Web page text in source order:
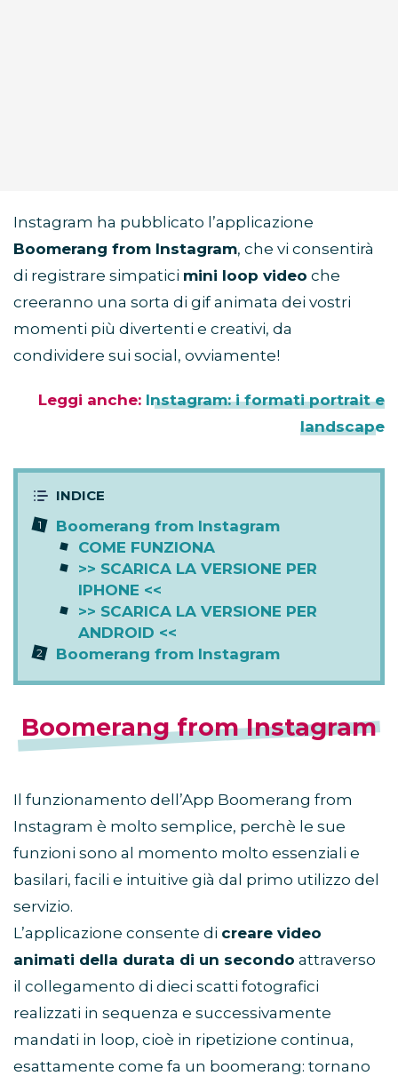
Instagram ha pubblicato l’applicazione
Boomerang from Instagram, che vi consentirà
di registrare simpatici mini loop video che
creeranno una sorta di gif animata dei vostri
momenti più divertenti e creativi, da
condividere sui social, ovviamente!
Leggi anche: Instagram: i formati portrait e
landscape
Boomerang from Instagram
COME FUNZIONA
>> SCARICA LA VERSIONE PER
IPHONE <<
>> SCARICA LA VERSIONE PER
ANDROID <<
Boomerang from Instagram
Boomerang from Instagram
Il funzionamento dell’App Boomerang from
Instagram è molto semplice, perchè le sue
funzioni sono al momento molto essenziali e
basilari, facili e intuitive già dal primo utilizzo del
servizio.
L’applicazione consente di creare video
animati della durata di un secondo attraverso
il collegamento di dieci scatti fotografici
realizzati in sequenza e successivamente
mandati in loop, cioè in ripetizione continua,
esattamente come fa un boomerang: tornano